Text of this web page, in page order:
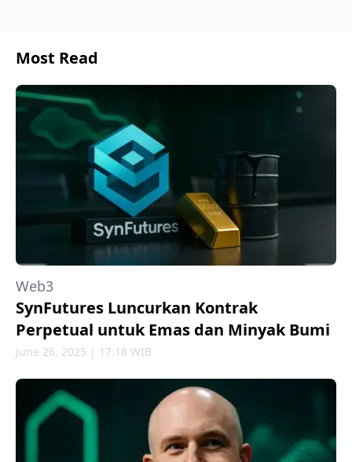
Most Read
Web3
SynFutures Luncurkan Kontrak
Perpetual untuk Emas dan Minyak Bumi
June 26, 2025 | 17:18 WIB